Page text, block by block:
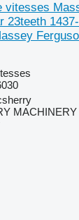
vitesses
23teeth
MACHINERY